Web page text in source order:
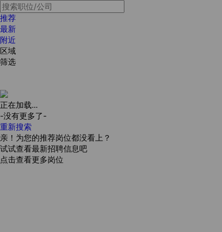
推荐
最新
附近
区域
筛选
正在加载...
-没有更多了-
重新搜索
亲！为您的推荐岗位都没看上？
试试查看最新招聘信息吧
点击查看更多岗位